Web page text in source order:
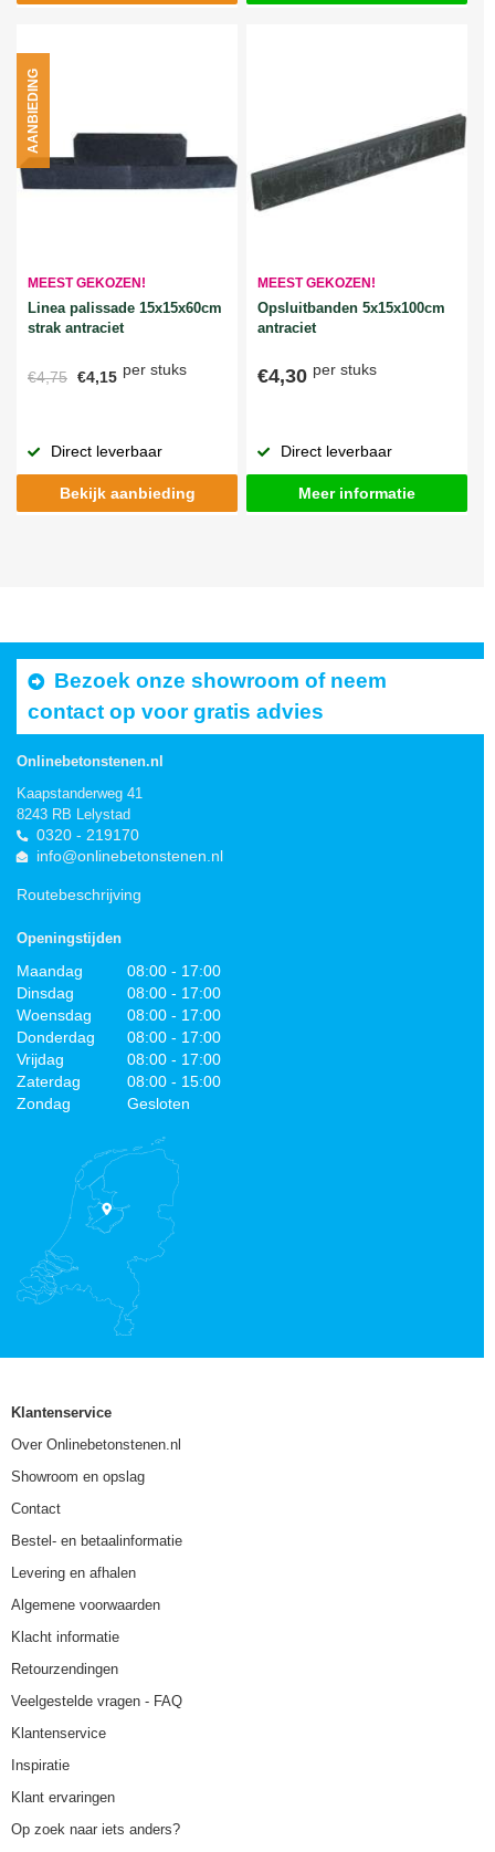
MEEST GEKOZEN!
Linea palissade 15x15x60cm
strak antraciet
€4,75 €4,15 per stuks
AANBIEDING
Direct leverbaar
Bekijk aanbieding
MEEST GEKOZEN!
Opsluitbanden 5x15x100cm
antraciet
€4,30 per stuks
Direct leverbaar
Meer informatie
Bezoek onze showroom of neem
contact op voor gratis advies
Onlinebetonstenen.nl
Kaapstanderweg 41
8243 RB Lelystad
0320 - 219170
info@onlinebetonstenen.nl
Routebeschrijving
Openingstijden
Maandag
08:00 - 17:00
Dinsdag
08:00 - 17:00
Woensdag
08:00 - 17:00
Donderdag
08:00 - 17:00
Vrijdag
08:00 - 17:00
Zaterdag
08:00 - 15:00
Zondag
Gesloten
Klantenservice
Over Onlinebetonstenen.nl
Showroom en opslag
Contact
Bestel- en betaalinformatie
Levering en afhalen
Algemene voorwaarden
Klacht informatie
Retourzendingen
Veelgestelde vragen - FAQ
Klantenservice
Inspiratie
Klant ervaringen
Op zoek naar iets anders?